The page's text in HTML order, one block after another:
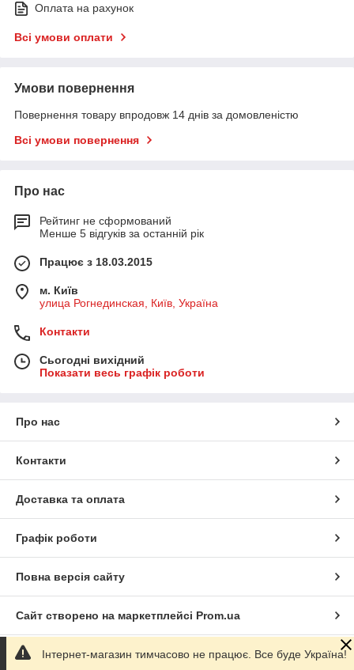
Оплата на рахунок
Всі умови оплати
Умови повернення
Повернення товару впродовж 14 днів за домовленістю
Всі умови повернення
Про нас
Рейтинг не сформований
Менше 5 відгуків за останній рік
Працює з 18.03.2015
м. Київ
улица Рогнединская, Київ, Україна
Контакти
Сьогодні вихідний
Показати весь графік роботи
Про нас
Контакти
Доставка та оплата
Графік роботи
Повна версія сайту
Сайт створено на маркетплейсі Prom.ua
Політика конфіденційності
Інтернет-магазин тимчасово не працює. Все буде Україна!